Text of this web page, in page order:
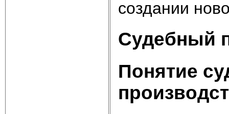
создании
Судебный
Понятие